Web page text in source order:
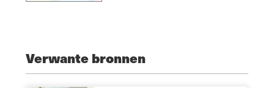
Verwante bronnen